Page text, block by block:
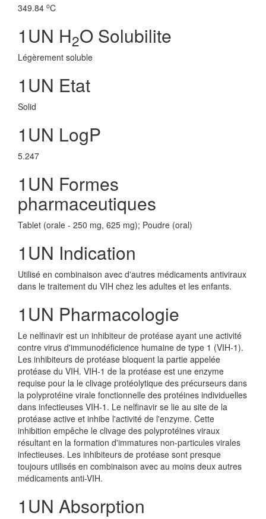
349.84 oC
1UN H2O Solubilite
Légèrement soluble
1UN Etat
Solid
1UN LogP
5.247
1UN Formes
pharmaceutiques
Tablet (orale - 250 mg, 625 mg); Poudre (oral)
1UN Indication
Utilisé en combinaison avec d'autres médicaments antiviraux
dans le traitement du VIH chez les adultes et les enfants.
1UN Pharmacologie
Le nelfinavir est un inhibiteur de protéase ayant une activité
contre virus d'immunodéficience humaine de type 1 (VIH-1).
Les inhibiteurs de protéase bloquent la partie appelée
protéase du VIH. VIH-1 de la protéase est une enzyme
requise pour la le clivage protéolytique des précurseurs dans
la polyprotéine virale fonctionnelle des protéines individuelles
dans infectieuses VIH-1. Le nelfinavir se lie au site de la
protéase active et inhibe l'activité de l'enzyme. Cette
inhibition empêche le clivage des polyprotéines viraux
résultant en la formation d'immatures non-particules virales
infectieuses. Les inhibiteurs de protéase sont presque
toujours utilisés en combinaison avec au moins deux autres
médicaments anti-VIH.
1UN Absorption